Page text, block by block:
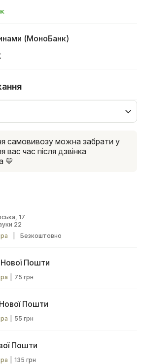
(МоноБанк)
самовивозу можна забрати у
вас час після дзвінка
💛
17
22
Безкоштовно
Нової Пошти
75 грн
Пошти
55 грн
Пошти
135 грн